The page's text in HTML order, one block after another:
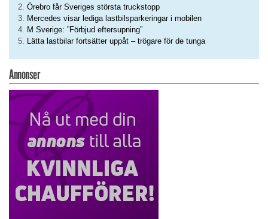
Örebro får Sveriges största truckstopp
Mercedes visar lediga lastbilsparkeringar i mobilen
M Sverige: ”Förbjud eftersupning”
Lätta lastbilar fortsätter uppåt – trögare för de tunga
Annonser